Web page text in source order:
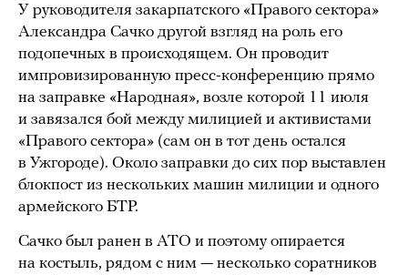
У руководителя закарпатского «Правого сектора»
Александра Сачко другой взгляд на роль его
подопечных в происходящем. Он проводит
импровизированную пресс-конференцию прямо
на заправке «Народная», возле которой 11 июля
и завязался бой между милицией и активистами
«Правого сектора» (сам он в тот день остался
в Ужгороде). Около заправки до сих пор выставлен
блокпост из нескольких машин милиции и одного
армейского БТР.
Сачко был ранен в АТО и поэтому опирается
на костыль, рядом с ним — несколько соратников